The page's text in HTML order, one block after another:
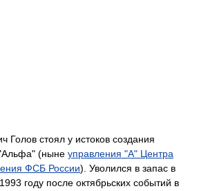
Голов стоял у истоков создания
(ныне управления "А" Центра
ФСБ России). Уволился в запас в
году после октябрьских событий в